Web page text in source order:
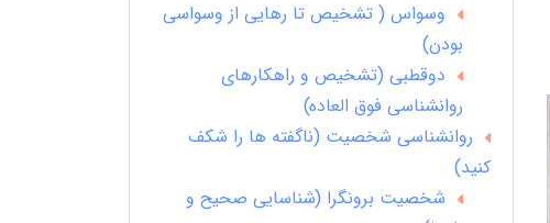
وسواس ( تشخیص تا رهایی از وسواسی
بودن)
دوقطبی (تشخیص و راهکارهای
روانشناسی فوق العاده)
روانشناسی شخصیت (ناگفته ها را شکف
کنید)
شخصیت برونگرا (شناسایی صحیح و